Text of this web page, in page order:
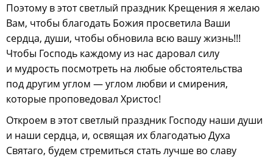
Поэтому в этот светлый праздник Крещения я желаю
Вам, чтобы благодать Божия просветила Ваши
сердца, души, чтобы обновила всю вашу жизнь!!!
Чтобы Господь каждому из нас даровал силу
и мудрость посмотреть на любые обстоятельства
под другим углом — углом любви и смирения,
которые проповедовал Христос!
Откроем в этот светлый праздник Господу наши души
и наши сердца, и, освящая их благодатью Духа
Святаго, будем стремиться стать лучше во славу